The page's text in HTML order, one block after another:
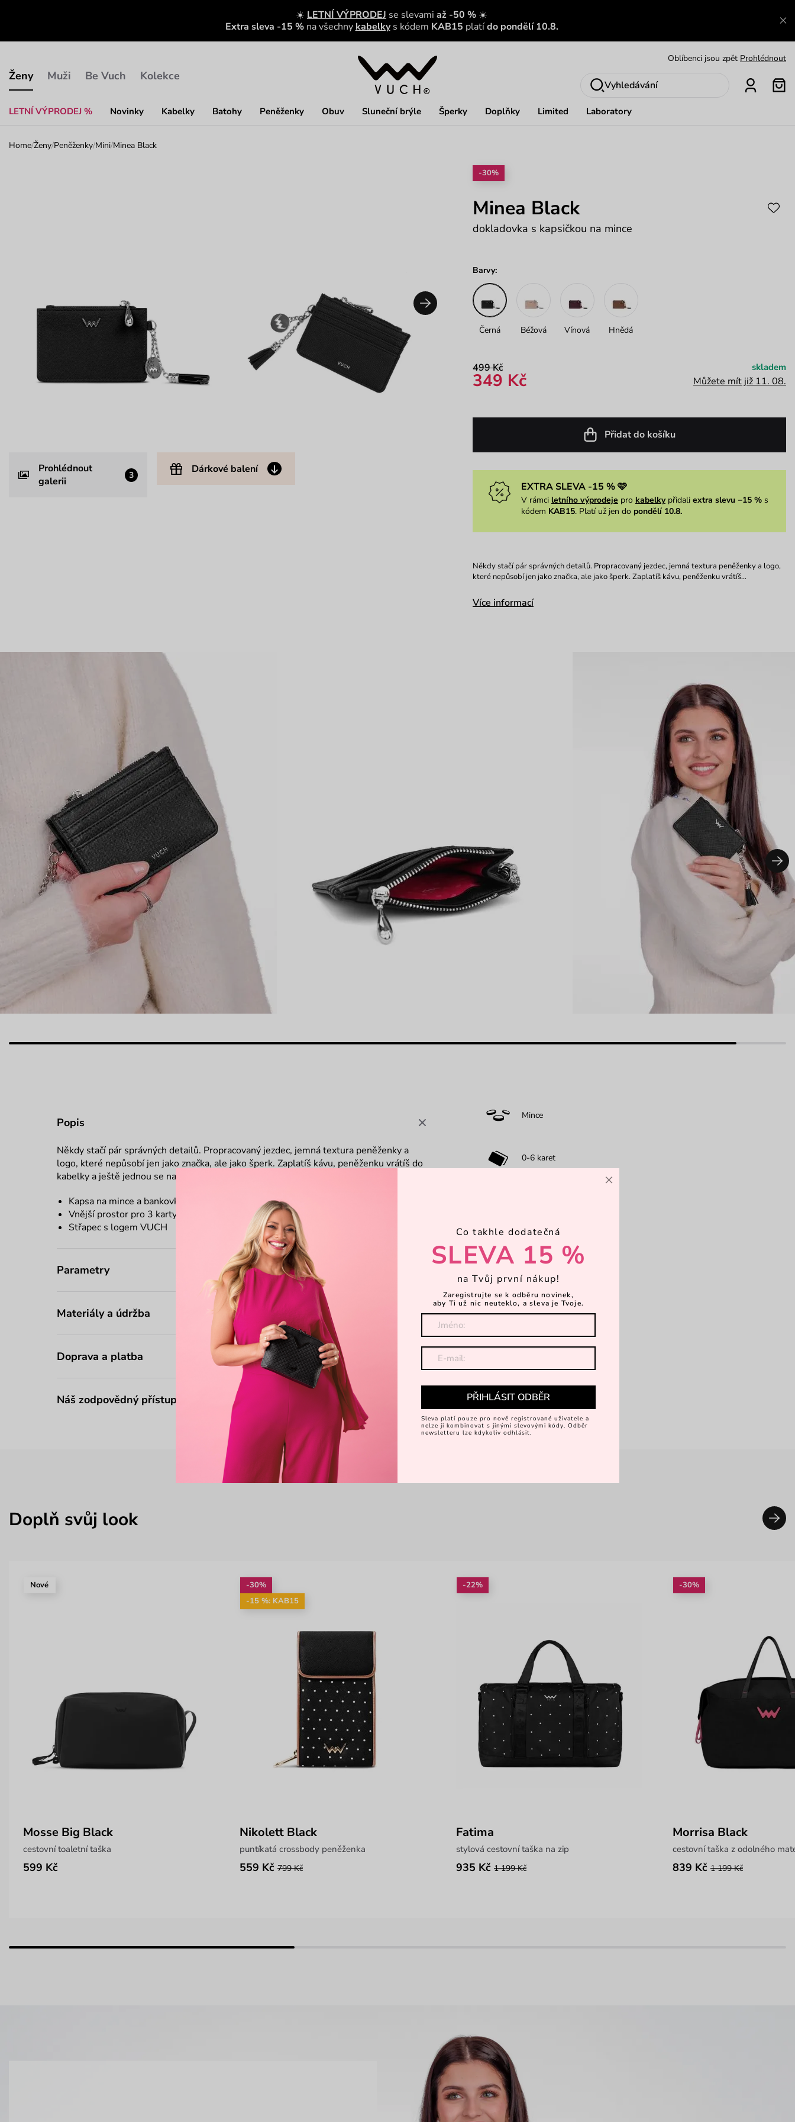
☀️ LETNÍ VÝPRODEJ se slevami až -50 % ☀️
Extra sleva -15 % na všechny kabelky s kódem KAB15 platído pondělí 10.8.
Ženy
LETNÍ VÝPRODEJ % Novinky Kabelky Batohy Peněženky Obuv Sluneční brýle Šperky Doplňky Limited Laboratory
Muži Be Vuch Kolekce
Oblíbenci jsou zpět Prohlédnout
Nech se inspirovat Ukázat
Vyhledávání
Home/Ženy/Peněženky/Mini/Minea Black
Prohlédnout
galerii
3 Dárkové balení
-30%
Minea Black
dokladovka s kapsičkou na mince
Barvy:
Černá Béžová Vínová Hnědá
499 Kč
349 Kč
skladem
Můžete mít již 11. 08.
Přidat do košíku
EXTRA SLEVA -15 % 🩷
V rámci letního výprodeje pro kabelkypřidali extra slevu −15 %s
kódem KAB15. Platí už jen do pondělí 10.8.
Někdy stačí pár správných detailů. Propracovaný jezdec, jemná textura peněženky a logo,
které nepůsobí jen jako značka, ale jako šperk. Zaplatíš kávu, peněženku vrátíš…
Více informací
Popis
Někdy stačí pár správných detailů. Propracovaný jezdec, jemná textura peněženky a
logo, které nepůsobí jen jako značka, ale jako šperk. Zaplatíš kávu, peněženku vrátíš do
kabelky a ještě jednou se na ni podíváš. A v tu chvíli se znovu zamiluješ.
Kapsa na mince a bankovky na zip
Vnější prostor pro 3 karty
Střapec s logem VUCH
Parametry
Materiály a údržba
Doprava a platba
Náš zodpovědný přístup
Mince
0-6 karet
Doplň svůj look
Nové
Mosse Big Black
cestovní toaletní taška
599 Kč
-30%
-15 %: KAB15
Nikolett Black
puntíkatá crossbody peněženka
559 Kč 799 Kč
-22%
Fatima
stylová cestovní taška na zip
935 Kč 1 199 Kč
-30%
Morrisa Black
cestovní taška z odolného
839 Kč 1 199 Kč
×
Co takhle dodatečná
SLEVA 15 %
na Tvůj první nákup!
Zaregistrujte se k odběru novinek,
aby Ti už nic neuteklo, a sleva je Tvoje.
PŘIHLÁSIT ODBĚR
Sleva platí pouze pro nově registrované uživatele a
nelze ji kombinovat s jinými slevovými kódy. Odběr
newsletteru lze kdykoliv odhlásit.